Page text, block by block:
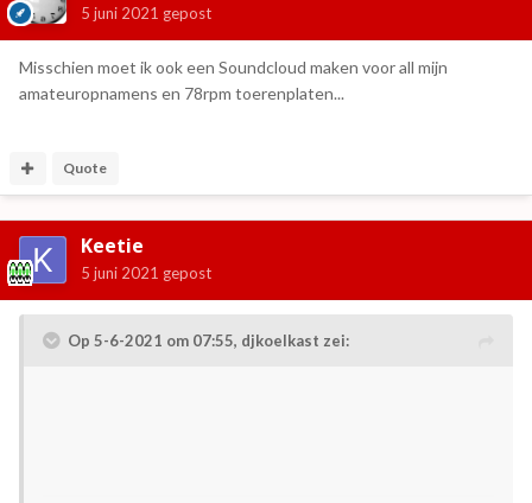
5 juni 2021 gepost
Misschien moet ik ook een Soundcloud maken voor all mijn
amateuropnamens en 78rpm toerenplaten...
Quote
Keetie
5 juni 2021 gepost
Op 5-6-2021 om 07:55, djkoelkast zei: